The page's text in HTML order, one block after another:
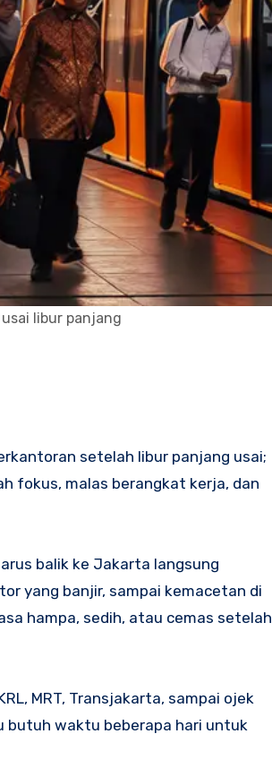
libur panjang
setelah libur panjang usai;
fokus, malas berangkat kerja, dan
balik ke Jakarta langsung
yang banjir, sampai kemacetan di
hampa, sedih, atau cemas setelah
MRT, Transjakarta, sampai ojek
butuh waktu beberapa hari untuk